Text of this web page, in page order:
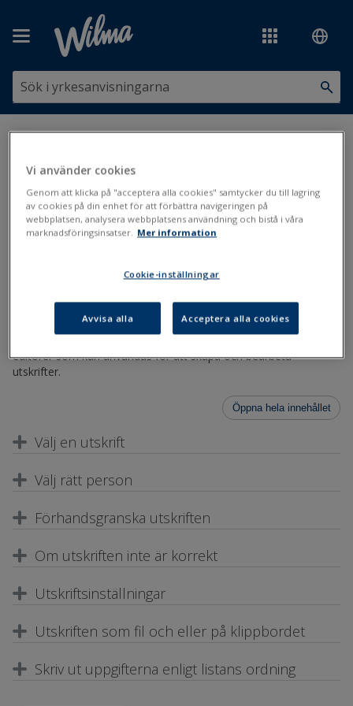
Att skriva ut utskrifter
Utskriftsinställningar
Uppdaterad: 27.11.2020
I Primus finns en del färdiga utskrifter som du kan printa ut i de
olika registren genom att klicka på printerikonen som finns i
registerfönstrets nedre högra hörn. I Primus finns också två
editorer som kan användas för att skapa och bearbeta
utskrifter.
Öppna hela innehållet
Välj en utskrift
Välj rätt person
Förhandsgranska utskriften
Om utskriften inte är korrekt
Utskriftsinställningar
Utskriften som fil och eller på klippbordet
Skriv ut uppgifterna enligt listans ordning
Vi använder cookies
Genom att klicka på "acceptera alla cookies" samtycker du till lagring
av cookies på din enhet för att förbättra navigeringen på
webbplatsen, analysera webbplatsens användning och bistå i våra
marknadsföringsinsatser. Mer information
Cookie-inställningar
Avvisa alla Acceptera alla cookies